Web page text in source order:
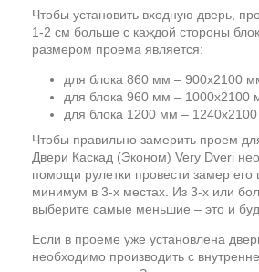
Чтобы установить входную дверь,
1-2 см больше с каждой стороны
размером проема является:
для блока 860 мм – 900х2100
для блока 960 мм – 1000х2100
для блока 1200 мм – 1240х2100
Чтобы правильно замерить проем
Двери Каскад (Эконом) Very Dveri
помощи рулетки провести замер
минимум в 3-х местах. Из 3-х или
выберите самые меньшие – это и
Если в проеме уже установлена
необходимо производить с